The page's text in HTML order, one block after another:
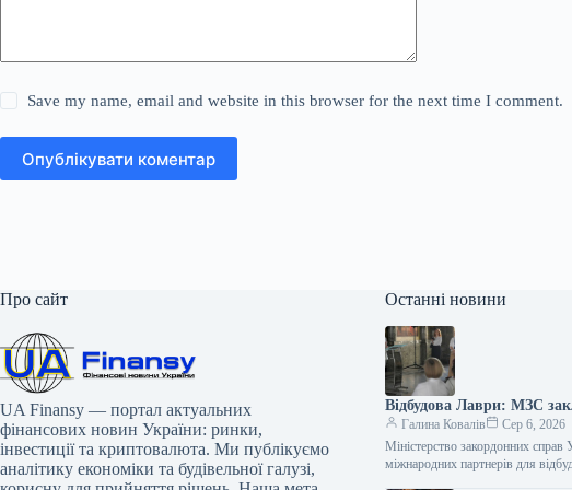
Save my name, email and website in this browser for the next time I comment.
Опублікувати коментар
Про сайт
UA Finansy — портал актуальних
фінансових новин України: ринки,
інвестиції та криптовалюта. Ми публікуємо
аналітику економіки та будівельної галузі,
Останні новини
Відбудова Лаври: МЗС
Галина Ковалів
Сер 6, 2026
Міністерство закордонних справ
міжнародних партнерів для